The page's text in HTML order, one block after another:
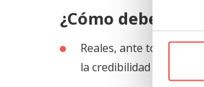
¿Cómo deben
Reales, ante todo. Si
la credibilidad de esas